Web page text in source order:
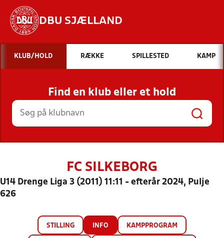
DBU SJÆLLAND
Hvad vil du søge efter?
INDHOLD OG NYHEDER
STILLINGER, RESULTATER, KLUBBER OG
HOLD
KLUB/HOLD RÆKKE SPILLESTED KAMP
Find en klub eller et hold
FC SILKEBORG
U14 Drenge Liga 3 (2011) 11:11 - efterår 2024, Pulje
626
STILLING INFO KAMPPROGRAM